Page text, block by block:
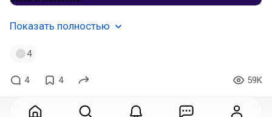
Показать полностью
4
4 4 59K